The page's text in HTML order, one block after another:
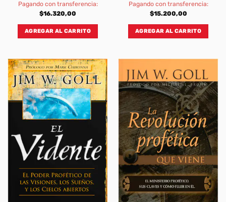
Pagando con transferencia:
$16.320,00
AGREGAR AL CARRITO
Pagando con transferencia:
$15.200,00
AGREGAR AL CARRITO